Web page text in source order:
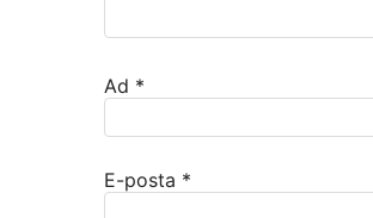
Ad *
E-posta *